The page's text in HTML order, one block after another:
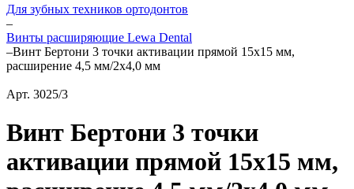
Для зубных техников ортодонтов
–
Винты расширяющие Lewa Dental
–Винт Бертони 3 точки активации прямой 15х15 мм,
расширение 4,5 мм/2х4,0 мм
Арт. 3025/3
Винт Бертони 3 точки
активации прямой 15х15 мм,